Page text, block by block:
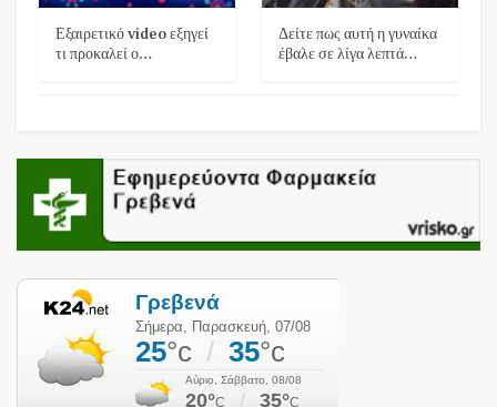
Εξαιρετικό video εξηγεί
τι προκαλεί ο…
Δείτε πως αυτή η γυναίκα
έβαλε σε λίγα λεπτά…